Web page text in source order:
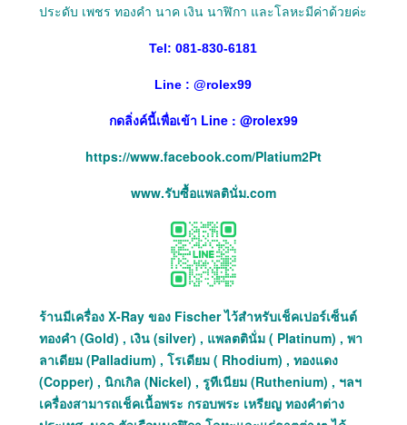
ประดับ เพชร ทองคำ นาค เงิน นาฬิกา และโลหะมีค่าด้วยค่ะ
Tel: 081-830-6181
Line : @rolex99
กดลิ่งค์นี้เพื่อเข้า Line : @rolex99
https://www.facebook.com/Platium2Pt
www.รับซื้อแพลตินั่ม.com
ร้านมีเครื่อง X-Ray ของ Fischer ไว้สำหรับเช็คเปอร์เซ็นต์
ทองคำ (Gold) , เงิน (silver) , แพลตตินั่ม ( Platinum) , พา
ลาเดียม (Palladium) , โรเดียม ( Rhodium) , ทองแดง
(Copper) , นิกเกิล (Nickel) , รูทีเนียม (Ruthenium) , ฯลฯ
เครื่องสามารถเช็คเนื้อพระ กรอบพระ เหรียญ ทองคำต่าง